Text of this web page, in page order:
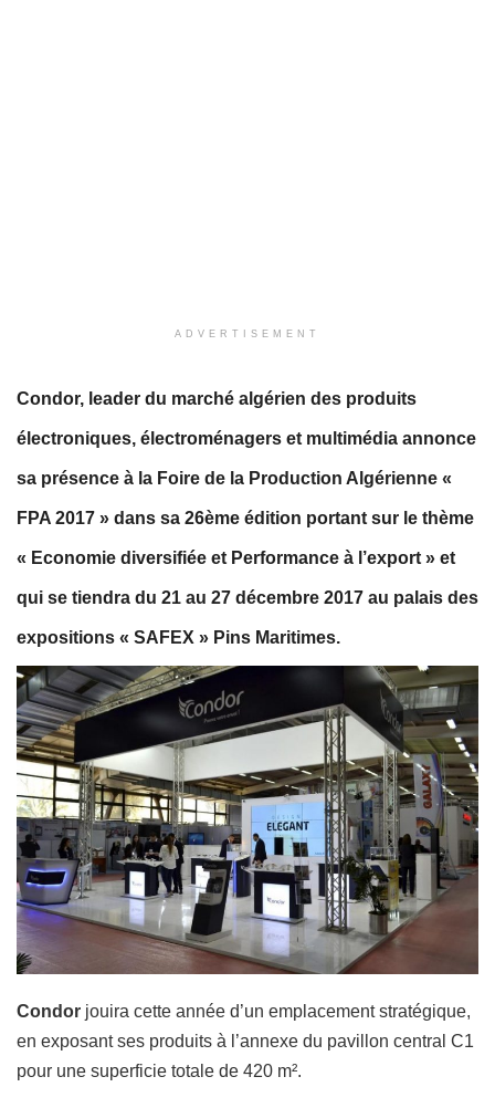
ADVERTISEMENT
Condor, leader du marché algérien des produits
électroniques, électroménagers et multimédia annonce
sa présence à la Foire de la Production Algérienne «
FPA 2017 » dans sa 26ème édition portant sur le thème
« Economie diversifiée et Performance à l’export » et
qui se tiendra du 21 au 27 décembre 2017 au palais des
expositions « SAFEX » Pins Maritimes.
Condor jouira cette année d’un emplacement stratégique,
en exposant ses produits à l’annexe du pavillon central C1
pour une superficie totale de 420 m².